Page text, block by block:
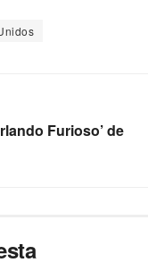
Furioso’ de